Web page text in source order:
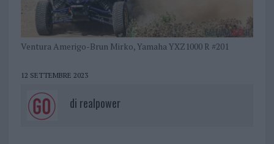
Ventura Amerigo-Brun Mirko, Yamaha YXZ1000 R #201
12 SETTEMBRE 2023
di realpower